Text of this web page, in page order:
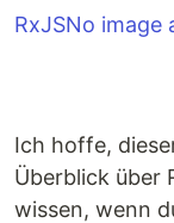
RxJSNo image
Ich hoffe,
Überblick über
wissen, wenn